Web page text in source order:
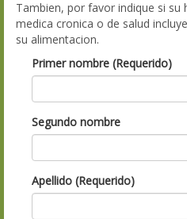
Tambien, por favor indique si su
medica cronica o de salud
su alimentacion.
Primer nombre (Requerido)
Segundo nombre
Apellido (Requerido)